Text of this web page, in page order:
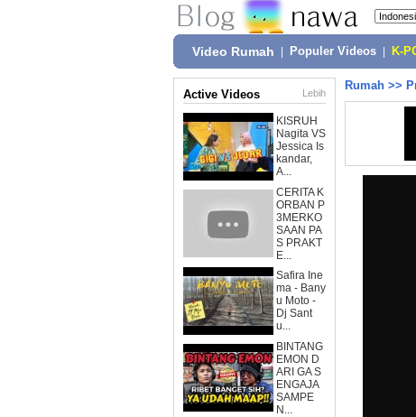
Video Rumah Populer Videos K-
Active Videos Lebih
KISRUH
Nagita VS
Jessica Is
kandar,
A...
CERITA K
ORBAN P
3MERKO
SAAN PA
S PRAKT
E...
Safira Ine
ma - Bany
u Moto -
Dj Sant
u...
BINTANG
EMON D
ARI GA S
ENGAJA
SAMPE
N...
Rumah >>